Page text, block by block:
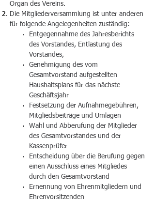
Organ des Vereins.
Die Mitgliederversammlung ist unter anderen
für folgende Angelegenheiten zuständig:
Entgegennahme des Jahresberichts
des Vorstandes, Entlastung des
Vorstandes,
Genehmigung des vom
Gesamtvorstand aufgestellten
Haushaltsplans für das nächste
Geschäftsjahr
Festsetzung der Aufnahmegebühren,
Mitgliedsbeiträge und Umlagen
Wahl und Abberufung der Mitglieder
des Gesamtvorstandes und der
Kassenprüfer
Entscheidung über die Berufung gegen
einen Ausschluss eines Mitgliedes
durch den Gesamtvorstand
Ernennung von Ehrenmitgliedern und
Ehrenvorsitzenden